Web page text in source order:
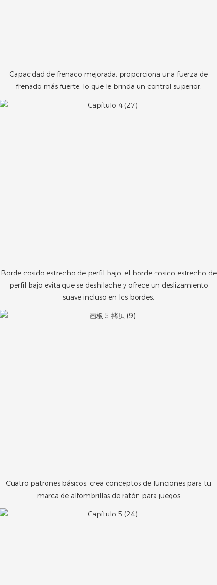
Capacidad de frenado mejorada: proporciona una fuerza de
frenado más fuerte, lo que le brinda un control superior.
Borde cosido estrecho de perfil bajo: el borde cosido estrecho de
perfil bajo evita que se deshilache y ofrece un deslizamiento
suave incluso en los bordes.
Cuatro patrones básicos: crea conceptos de funciones para tu
marca de alfombrillas de ratón para juegos